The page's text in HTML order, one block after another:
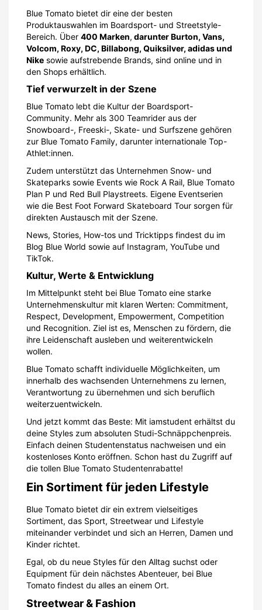
Blue Tomato bietet dir eine der besten
Produktauswahlen im Boardsport- und Streetstyle-
Bereich. Über 400 Marken, darunter Burton, Vans,
Volcom, Roxy, DC, Billabong, Quiksilver, adidas und
Nike sowie aufstrebende Brands, sind online und in
den Shops erhältlich.
Tief verwurzelt in der Szene
Blue Tomato lebt die Kultur der Boardsport-
Community. Mehr als 300 Teamrider aus der
Snowboard-, Freeski-, Skate- und Surfszene gehören
zur Blue Tomato Family, darunter internationale Top-
Athlet:innen.
Zudem unterstützt das Unternehmen Snow- und
Skateparks sowie Events wie Rock A Rail, Blue Tomato
Plan P und Red Bull Playstreets. Eigene Eventserien
wie die Best Foot Forward Skateboard Tour sorgen für
direkten Austausch mit der Szene.
News, Stories, How-tos und Tricktipps findest du im
Blog Blue World sowie auf Instagram, YouTube und
TikTok.
Kultur, Werte & Entwicklung
Im Mittelpunkt steht bei Blue Tomato eine starke
Unternehmenskultur mit klaren Werten: Commitment,
Respect, Development, Empowerment, Competition
und Recognition. Ziel ist es, Menschen zu fördern, die
ihre Leidenschaft ausleben und weiterentwickeln
wollen.
Blue Tomato schafft individuelle Möglichkeiten, um
innerhalb des wachsenden Unternehmens zu lernen,
Verantwortung zu übernehmen und sich beruflich
weiterzuentwickeln.
Und jetzt kommt das Beste: Mit iamstudent erhältst du
deine Styles zum absoluten Studi-Schnäppchenpreis.
Einfach deinen Studentenstatus nachweisen und ein
kostenloses Konto eröffnen. Schon hast du Zugriff auf
die tollen Blue Tomato Studentenrabatte!
Ein Sortiment für jeden Lifestyle
Blue Tomato bietet dir ein extrem vielseitiges
Sortiment, das Sport, Streetwear und Lifestyle
miteinander verbindet und sich an Herren, Damen und
Kinder richtet.
Egal, ob du neue Styles für den Alltag suchst oder
Equipment für dein nächstes Abenteuer, bei Blue
Tomato findest du alles an einem Ort.
Streetwear & Fashion